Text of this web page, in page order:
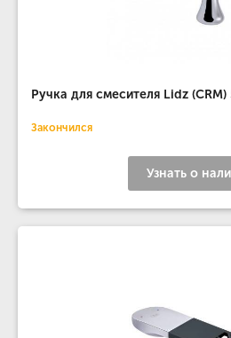
Ручка для смесителя Lidz
Закончился
Узнать о